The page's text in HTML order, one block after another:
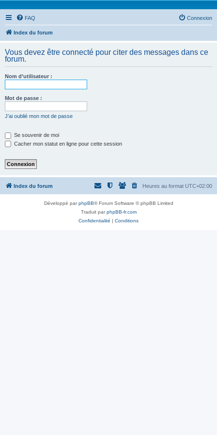
FAQ Connexion
Index du forum
Vous devez être connecté pour citer des messages dans ce
forum.
Nom d’utilisateur :
Mot de passe :
J’ai oublié mon mot de passe
Se souvenir de moi
Cacher mon statut en ligne pour cette session
Index du forum Heures au format UTC+02:00
Développé parphpBB® Forum Software © phpBB Limited
Traduit parphpBB-fr.com
Confidentialité | Conditions